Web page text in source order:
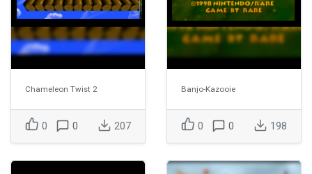
Chameleon Twist 2
0 0 207
Banjo-Kazooie
0 0 198